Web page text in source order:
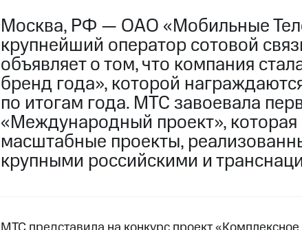
Москва, РФ — ОАО «Мобильные
крупнейший оператор сотовой
объявляет о том, что компания
бренд года», которой
по итогам года. МТС завоевала
«Международный проект»,
масштабные проекты,
крупными российскими и